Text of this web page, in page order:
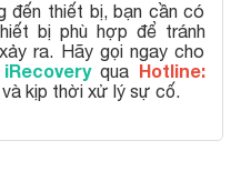
đến thiết bị, bạn cần có
bị phù hợp để tránh
ra. Hãy gọi ngay cho
iRecoveryqua Hotline:
kịp thời xử lý sự cố.